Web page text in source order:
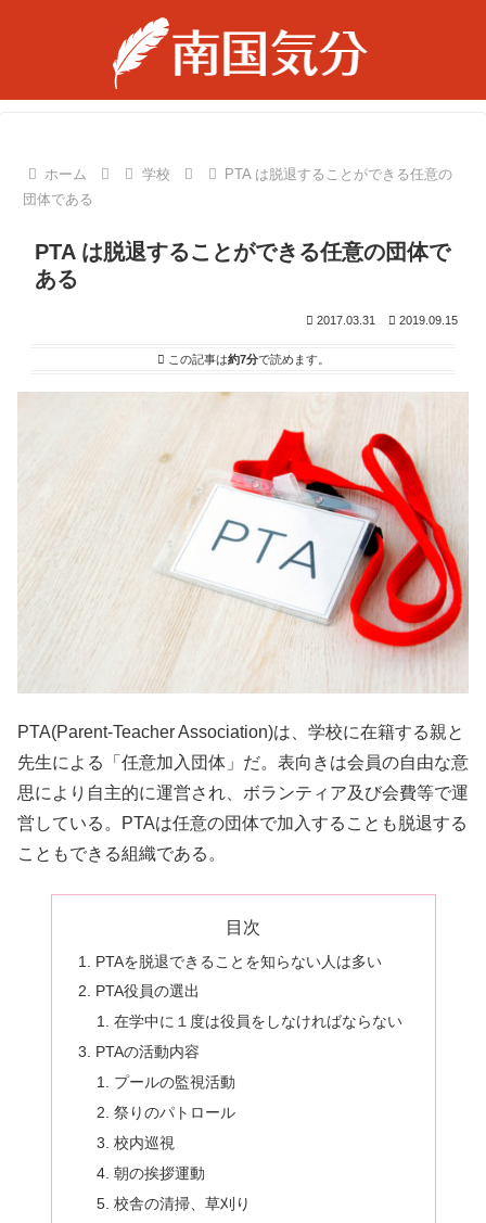
ホーム 学校
PTA は脱退することができる任意の
団体である
PTA は脱退することができる任意の団体で
ある
2017.03.31 2019.09.15
この記事は約7分で読めます。
PTA(Parent-Teacher Association)は、学校に在籍する親と
先生による「任意加入団体」だ。表向きは会員の自由な意
思により自主的に運営され、ボランティア及び会費等で運
営している。PTAは任意の団体で加入することも脱退する
こともできる組織である。
目次
PTAを脱退できることを知らない人は多い
PTA役員の選出
在学中に１度は役員をしなければならない
PTAの活動内容
プールの監視活動
祭りのパトロール
校内巡視
朝の挨拶運動
校舎の清掃、草刈り